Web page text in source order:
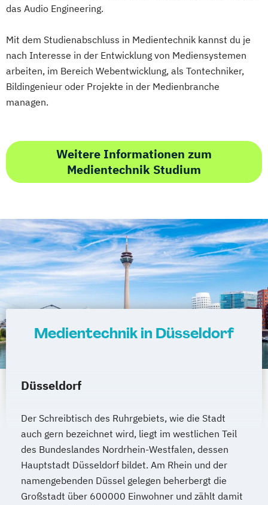
das Audio Engineering.
Mit dem Studienabschluss in Medientechnik kannst du je
nach Interesse in der Entwicklung von Mediensystemen
arbeiten, im Bereich Webentwicklung, als Tontechniker,
Bildingenieur oder Projekte in der Medienbranche
managen.
Weitere Informationen zum
Medientechnik Studium
Medientechnik in Düsseldorf
Düsseldorf
Der Schreibtisch des Ruhrgebiets, wie die Stadt
auch gern bezeichnet wird, liegt im westlichen Teil
des Bundeslandes Nordrhein-Westfalen, dessen
Hauptstadt Düsseldorf bildet. Am Rhein und der
namengebenden Düssel gelegen beherbergt die
Großstadt über 600000 Einwohner und zählt damit